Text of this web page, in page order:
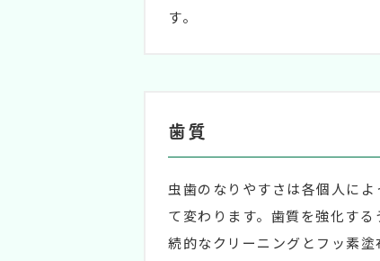
す。
歯質
虫歯のなりやすさは各個人に
て変わります。歯質を強化す
続的なクリーニングとフッ素塗